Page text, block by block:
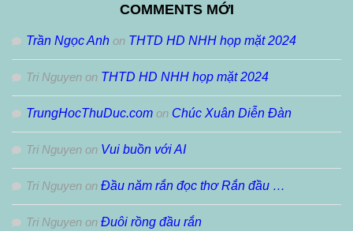
COMMENTS MỚI
Trần Ngọc Anh on THTD HD NHH họp mặt 2024
Tri Nguyen on THTD HD NHH họp mặt 2024
TrungHocThuDuc.com on Chúc Xuân Diễn Đàn
Tri Nguyen on Vui buồn với AI
Tri Nguyen on Đầu năm rắn đọc thơ Rắn đầu …
Tri Nguyen on Đuôi rồng đầu rắn